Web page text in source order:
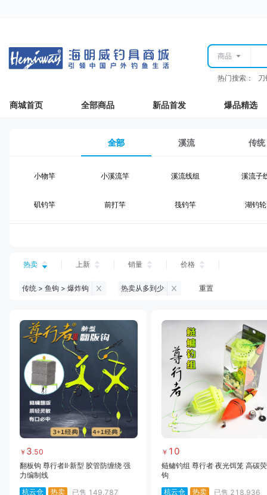
商品
热门搜索：
商城首页 全部商品 新品首发 爆品精选
全部 溪流 传统
小物竿 小溪流竿 溪流线组 溪流子
矶钓竿 前打竿 筏钓竿 湖钓轮
台钓仕挂 台钓钩
钓鱼伞 台钓服饰 台钓装备
黑坑浮漂 黑坑配件 黑坑钓灯 黑坑网
马口竿 路亚竿 雷强竿
路亚装备 海钓竿 海钓轮 海钓线
热卖 上新 销量 价格
传统 > 鱼钩 > 爆炸钩 热卖从多到少 重置
￥ 3.50
翻板钩 尊行者II·新型 胶管防缠绕 强
力编制线
杭云仓
热卖 已售 149,787
￥ 10
鲢鳙钓组 尊行者 夜光饵笼 高碳
钩
杭云仓
热卖 已售 218,936